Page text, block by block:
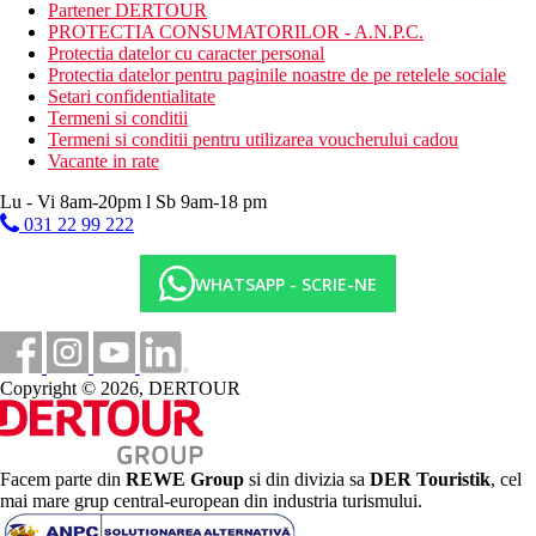
Lungimea plajei - 1000 m
Activitati la hotel
gimnastica, yoga, polo pe apa, volei pe plaja, aerobic,
tenis de masa, boccia, step aerobic, darts, centru fitness,
terenuri de tenis, baschet, mini fotbal, sporturi de apa fara
motor precum pedalo, canoe, wind surf, sporturi de apa cu
motor, catamaran, scoala de diving, calarie, lectii de wind
Mese
Categoria oficiala
Distanţe
3 km
Centrul orasului
Distanta de cel mai apropiat aeroport
0 m
Partener DERTOUR
PROTECTIA CONSUMATORILOR - A.N.P.C.
Protectia datelor cu caracter personal
Protectia datelor pentru paginile noastre de pe retelele sociale
Setari confidentialitate
Termeni si conditii
Termeni si conditii pentru utilizarea voucherului cadou
Vacante in rate
Lu - Vi 8am-20pm l Sb 9am-18 pm
031 22 99 222
WHATSAPP - SCRIE-NE
Copyright © 2026, DERTOUR
Facem parte din REWE Group si din divizia sa DER Touristik, cel
mai mare grup central-european din industria turismului.